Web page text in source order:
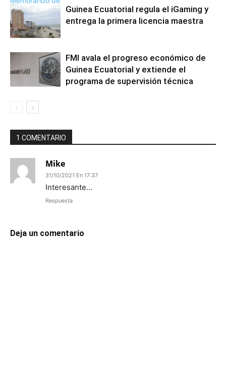
Guinea Ecuatorial regula el iGaming y
entrega la primera licencia maestra
FMI avala el progreso económico de
Guinea Ecuatorial y extiende el
programa de supervisión técnica
1 COMENTARIO
Mike
31/10/2021 En 17:37
Interesante…
Respuesta
Deja un comentario